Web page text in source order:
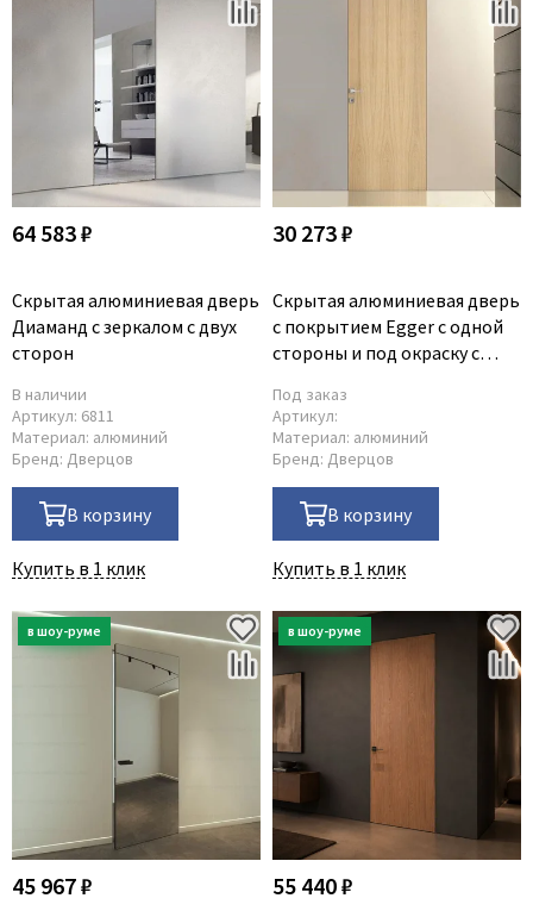
64 583 ₽
Скрытая алюминиевая дверь
Диаманд с зеркалом с двух
сторон
В наличии
Артикул: 6811
Материал: алюминий
Бренд: Дверцов
В корзину
Купить в 1 клик
30 273 ₽
Скрытая алюминиевая дверь
с покрытием Egger c одной
стороны и под окраску с
Под заказ
Артикул:
Материал: алюминий
Бренд: Дверцов
В корзину
Купить в 1 клик
45 967 ₽ 55 440 ₽